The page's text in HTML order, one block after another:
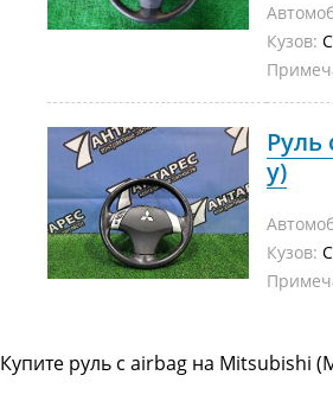
Кузов:
Руль
у)
Кузов:
Купите руль с airbag на Mitsubishi